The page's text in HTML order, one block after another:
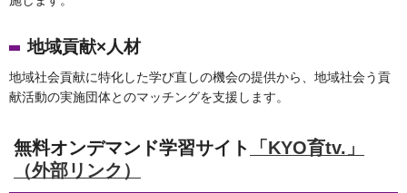
地域貢献×人材
地域社会貢献に特化した学び直しの機会の提供から、地域社会う貢
献活動の実施団体とのマッチングを支援します。
無料オンデマンド学習サイト
「KYO育tv.」
（外部リンク）